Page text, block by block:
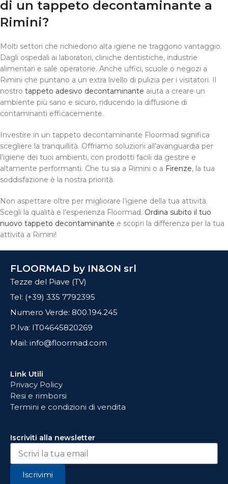
di un tappeto decontaminante a
Rimini?
Molti settori che richiedono alta igiene ne traggono vantaggio.
Dagli ospedali ai laboratori, cliniche dentistiche, industrie
alimentari e sale operatorie. Anche uffici, scuole o negozi a
Rimini che puntano a un extra livello di pulizia per i visitatori. Il
nostro tappeto adesivo decontaminante aiuta a creare un
ambiente più sano e sicuro, riducendo la diffusione di
contaminanti efficacemente.
Investire in un tappeto decontaminante Floormad significa
scegliere la tranquillità. Offriamo soluzioni all’avanguardia per
l’igiene dei tuoi ambienti, con prodotti facili da gestire e
altamente performanti. Che tu sia a Rimini o a Firenze, la tua
soddisfazione è la nostra priorità.
Non aspettare oltre per migliorare l’igiene della tua attività.
Scegli la qualità e l’esperienza Floormad. Ordina subito il tuo
nuovo tappeto decontaminante e scopri la differenza per la tua
attività a Rimini!
FLOORMAD by IN&ON srl
Tezze del Piave (TV)
Tel: (+39) 335 7792395
Numero Verde: 800.194.245
P.Iva: IT04645820269
Mail: info@floormad.com
Link Utili
Privacy Policy
Resi e rimborsi
Termini e condizioni di vendita
Iscriviti alla newsletter
Iscrivimi